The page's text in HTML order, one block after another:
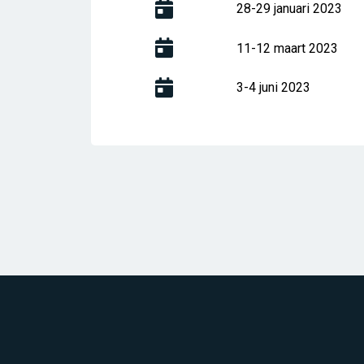
28-29 januari 2023
11-12 maart 2023
3-4 juni 2023